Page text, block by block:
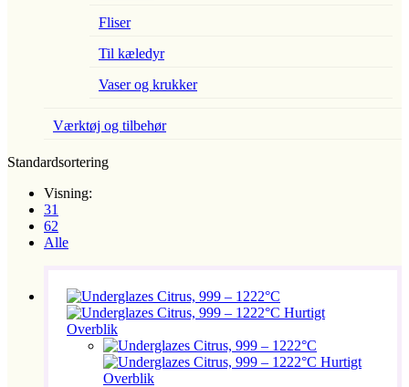
Fliser
Til kæledyr
Vaser og krukker
Værktøj og tilbehør
Standardsortering
Visning:
31
62
Alle
Hurtigt
Overblik
Hurtigt
Overblik